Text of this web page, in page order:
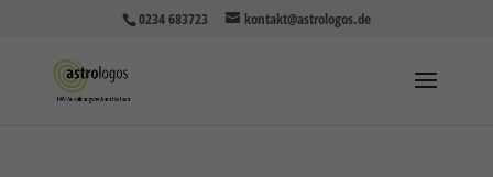
0234 683723 kontakt@astrologos.de